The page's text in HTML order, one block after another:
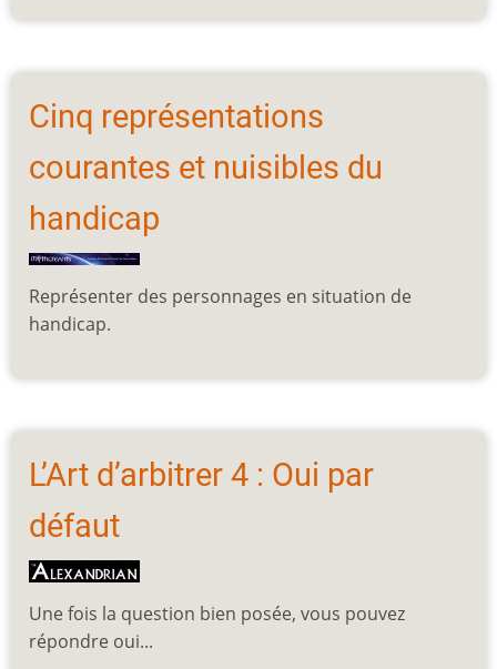
Cinq représentations
courantes et nuisibles du
handicap
Représenter des personnages en situation de
handicap.
L’Art d’arbitrer 4 : Oui par
défaut
Une fois la question bien posée, vous pouvez
répondre oui...